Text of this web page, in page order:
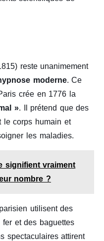
reste unanimement
moderne. Ce
crée en 1776 la
». Il prétend que des
le corps humain et
les maladies.
signifient vraiment
nombre ?
utilisent des
et des baguettes
spectaculaires attirent